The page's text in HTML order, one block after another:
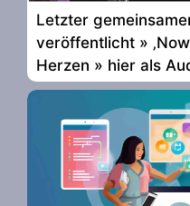
Letzter
veröffentlicht »
Herzen » hier als